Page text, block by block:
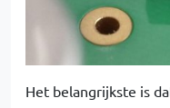
Het belangrijkste is